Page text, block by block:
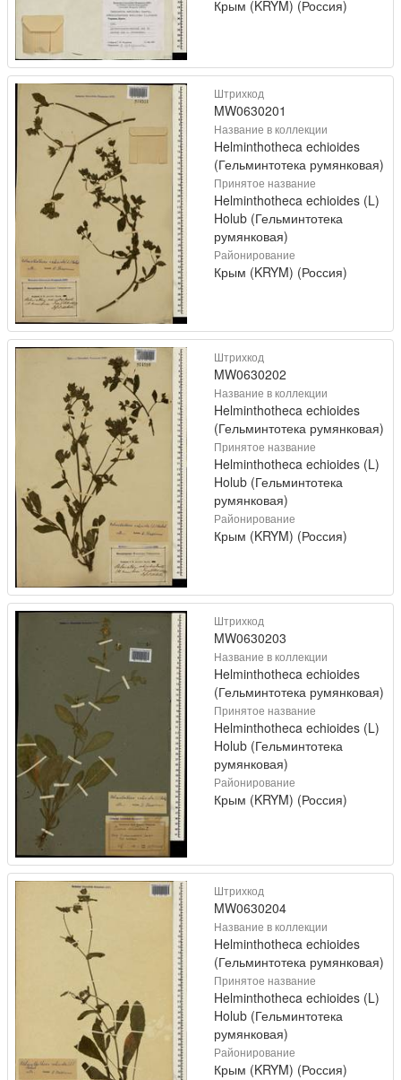
Крым (KRYM) (Россия)
Штрихкод
MW0630201
Название в коллекции
Helminthotheca echioides
(Гельминтотека румянковая)
Принятое название
Helminthotheca echioides (L)
Holub (Гельминтотека
румянковая)
Районирование
Крым (KRYM) (Россия)
Штрихкод
MW0630202
Название в коллекции
Helminthotheca echioides
(Гельминтотека румянковая)
Принятое название
Helminthotheca echioides (L)
Holub (Гельминтотека
румянковая)
Районирование
Крым (KRYM) (Россия)
Штрихкод
MW0630203
Название в коллекции
Helminthotheca echioides
(Гельминтотека румянковая)
Принятое название
Helminthotheca echioides (L)
Holub (Гельминтотека
румянковая)
Районирование
Крым (KRYM) (Россия)
Штрихкод
MW0630204
Название в коллекции
Helminthotheca echioides
(Гельминтотека румянковая)
Принятое название
Helminthotheca echioides (L)
Holub (Гельминтотека
румянковая)
Районирование
Крым (KRYM) (Россия)